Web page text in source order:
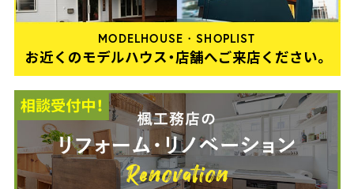
MODELHOUSE・SHOPLIST
お近くのモデルハウス・店舗へご来店ください。